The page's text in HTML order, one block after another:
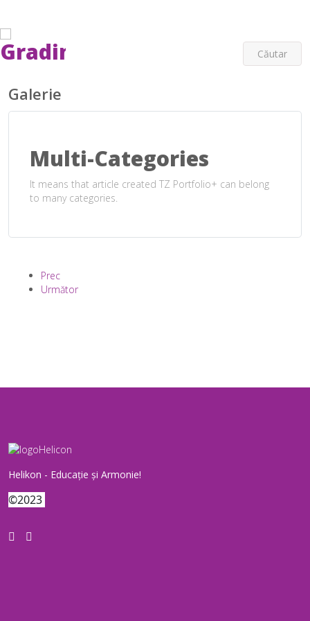
Cautare
Galerie
Multi-Categories
It means that article created TZ Portfolio+ can belong
to many categories.
Prec
Următor
Helikon - Educație și Armonie!
©2023